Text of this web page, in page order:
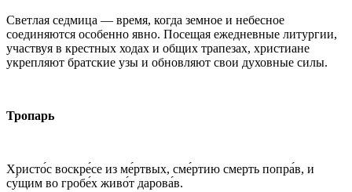
Светлая седмица — время, когда земное и небесное
соединяются особенно явно. Посещая ежедневные литургии,
участвуя в крестных ходах и общих трапезах, христиане
укрепляют братские узы и обновляют свои духовные силы.
Тропарь
Христо́с воскре́се из ме́ртвых, сме́ртию смерть попра́в, и
су́щим во гробе́х живо́т дарова́в.